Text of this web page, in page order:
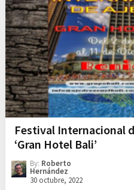
Festival Internacional
‘Gran Hotel Bali’
By: Roberto
Hernández
30 octubre, 2022